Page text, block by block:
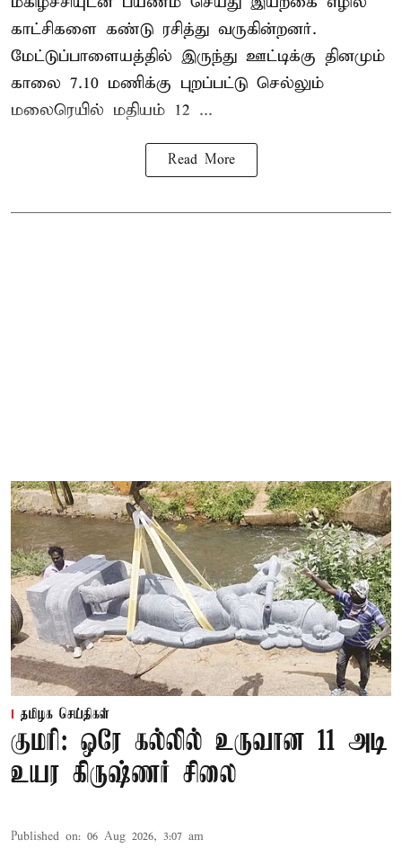
காட்சிகளை கண்டு ரசித்து வருகின்றனர்.
மேட்டுப்பாளையத்தில் இருந்து ஊட்டிக்கு தினமும்
காலை 7.10 மணிக்கு புறப்பட்டு செல்லும்
மலைரெயில் மதியம் 12 ...
Read More
தமிழக செய்திகள்
குமரி: ஒரே கல்லில் உருவான 11 அடி
உயர கிருஷ்ணர் சிலை
Published on: 06 Aug 2026, 3:07 am